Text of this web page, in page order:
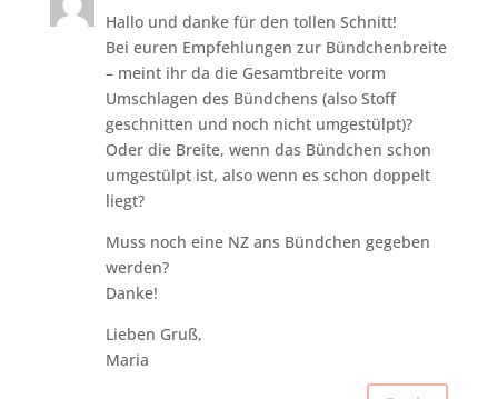
Hallo und danke für den tollen Schnitt!
Bei euren Empfehlungen zur Bündchenbreite
– meint ihr da die Gesamtbreite vorm
Umschlagen des Bündchens (also Stoff
geschnitten und noch nicht umgestülpt)?
Oder die Breite, wenn das Bündchen schon
umgestülpt ist, also wenn es schon doppelt
liegt?
Muss noch eine NZ ans Bündchen gegeben
werden?
Danke!
Lieben Gruß,
Maria